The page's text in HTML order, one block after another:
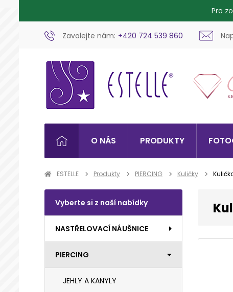
Pro
Zavolejte nám: +420 724 539 860
O NÁS PRODUKTY
ESTELLE Produkty PIERCING Kuličky
Vyberte si z naší nabídky
NASTŘELOVACÍ NÁUŠNICE
PIERCING
JEHLY A KANYLY